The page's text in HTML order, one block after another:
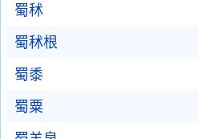
蜀秫
蜀秫根
蜀黍
蜀粟